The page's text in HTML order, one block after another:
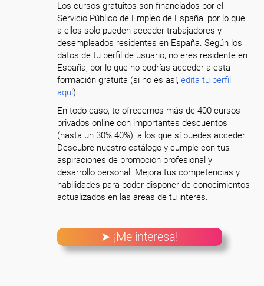
Los cursos gratuitos son financiados por el
Servicio Público de Empleo de España, por lo que
a ellos solo pueden acceder trabajadores y
desempleados residentes en España. Según los
datos de tu perfil de usuario, no eres residente en
España, por lo que no podrías acceder a esta
formación gratuita (si no es así,edita tu perfil
aquí).
En todo caso, te ofrecemos más de 400 cursos
privados online con importantes descuentos
(hasta un 30% 40%), a los que sí puedes acceder.
Descubre nuestro catálogo y cumple con tus
aspiraciones de promoción profesional y
desarrollo personal. Mejora tus competencias y
habilidades para poder disponer de conocimientos
actualizados en las áreas de tu interés.
➤ ¡Me interesa!